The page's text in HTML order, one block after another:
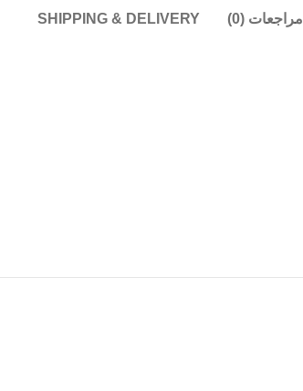
مراجعات (0) SHIPPING & DELIVERY